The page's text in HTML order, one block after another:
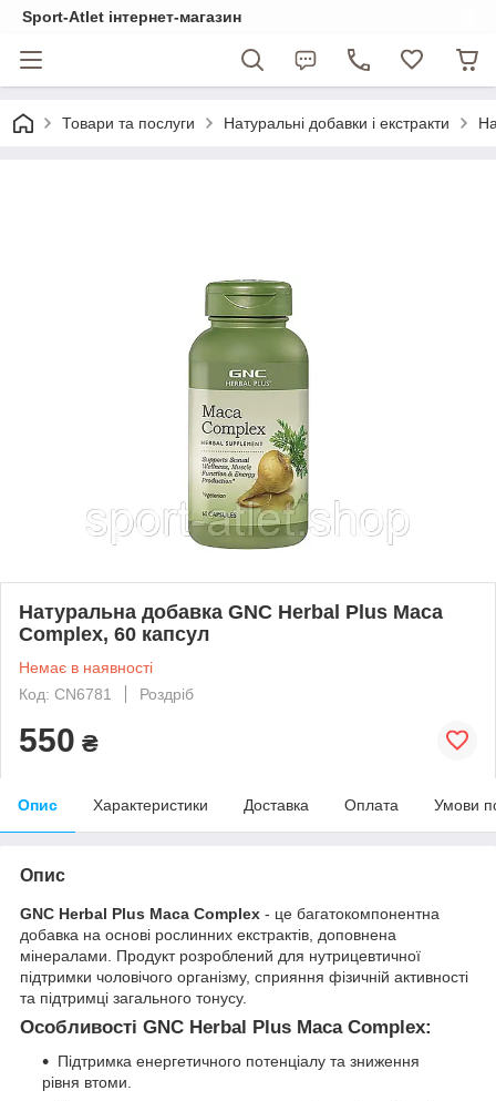
Sport-Atlet інтернет-магазин
Товари та послуги Натуральні добавки і екстракти
Натуральна добавка GNC Herbal Plus Maca
Complex, 60 капсул
Немає в наявності
Код: CN6781
Роздріб
550 ₴
Опис Характеристики Доставка Оплата Умови
Опис
GNC Herbal Plus Maca Complex - це багатокомпонентна
добавка на основі рослинних екстрактів, доповнена
мінералами. Продукт розроблений для нутрицевтичної
підтримки чоловічого організму, сприяння фізичній активності
та підтримці загального тонусу.
Особливості GNC Herbal Plus Maca Complex:
Підтримка енергетичного потенціалу та зниження
рівня втоми.